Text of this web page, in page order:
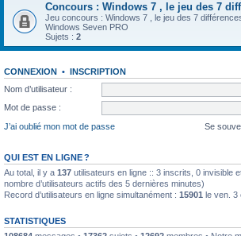
Concours : Windows 7 , le jeu des 7
Jeu concours : Windows 7 , le jeu des 7
Windows Seven PRO
Sujets : 2
CONNEXION • INSCRIPTION
Nom d’utilisateur :
Mot de passe :
J’ai oublié mon mot de passe
Se
QUI EST EN LIGNE ?
Au total, il y a 137 utilisateurs en ligne :: 3 inscrits, 0 invisible
nombre d’utilisateurs actifs des 5 dernières minutes)
Record d’utilisateurs en ligne simultanément : 15901 le ven. 3
STATISTIQUES